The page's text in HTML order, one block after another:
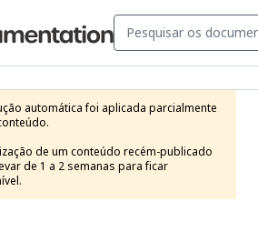
automática foi aplicada parcialmente
de um conteúdo recém-publicado
de 1 a 2 semanas para ficar